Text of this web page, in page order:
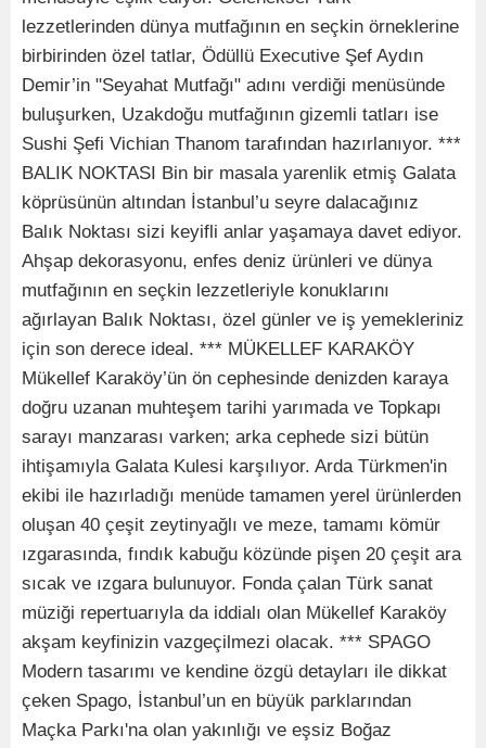
lezzetlerinden dünya mutfağının en seçkin örneklerine
birbirinden özel tatlar, Ödüllü Executive Şef Aydın
Demir’in "Seyahat Mutfağı" adını verdiği menüsünde
buluşurken, Uzakdoğu mutfağının gizemli tatları ise
Sushi Şefi Vichian Thanom tarafından hazırlanıyor. ***
BALIK NOKTASI Bin bir masala yarenlik etmiş Galata
köprüsünün altından İstanbul’u seyre dalacağınız
Balık Noktası sizi keyifli anlar yaşamaya davet ediyor.
Ahşap dekorasyonu, enfes deniz ürünleri ve dünya
mutfağının en seçkin lezzetleriyle konuklarını
ağırlayan Balık Noktası, özel günler ve iş yemekleriniz
için son derece ideal. *** MÜKELLEF KARAKÖY
Mükellef Karaköy’ün ön cephesinde denizden karaya
doğru uzanan muhteşem tarihi yarımada ve Topkapı
sarayı manzarası varken; arka cephede sizi bütün
ihtişamıyla Galata Kulesi karşılıyor. Arda Türkmen'in
ekibi ile hazırladığı menüde tamamen yerel ürünlerden
oluşan 40 çeşit zeytinyağlı ve meze, tamamı kömür
ızgarasında, fındık kabuğu közünde pişen 20 çeşit ara
sıcak ve ızgara bulunuyor. Fonda çalan Türk sanat
müziği repertuarıyla da iddialı olan Mükellef Karaköy
akşam keyfinizin vazgeçilmezi olacak. *** SPAGO
Modern tasarımı ve kendine özgü detayları ile dikkat
çeken Spago, İstanbul’un en büyük parklarından
Maçka Parkı'na olan yakınlığı ve eşsiz Boğaz